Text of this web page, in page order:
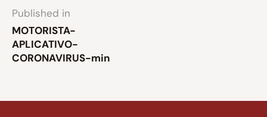
Published in
MOTORISTA-
APLICATIVO-
CORONAVIRUS-min